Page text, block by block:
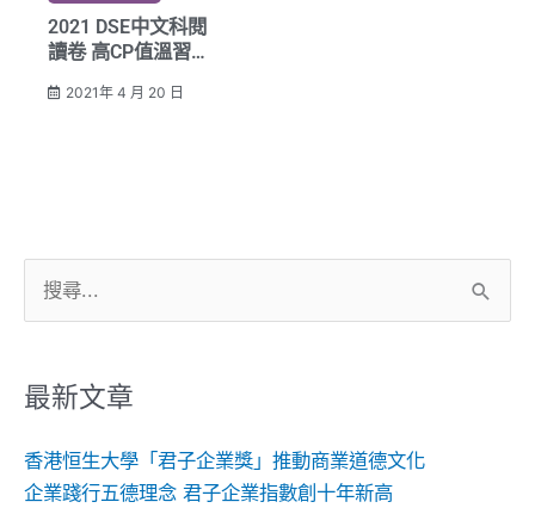
2021 DSE中文科閱
讀卷 高CP值溫習策
2021年 4 月 20 日
尋
鍵
最新文章
香港恒生大學「君子企業獎」推動商業道德文化
企業踐行五德理念 君子企業指數創十年新高